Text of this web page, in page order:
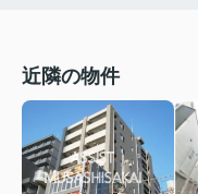
近隣の物件